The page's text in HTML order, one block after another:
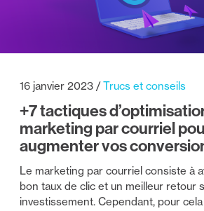
+7 tactiques
marketing par courriel
augmenter vos
16 janvier 2023 Trucs et conseils
Le marketing par courriel consiste à
bon taux de clic et un meilleur retour
investissement. Cependant, pour